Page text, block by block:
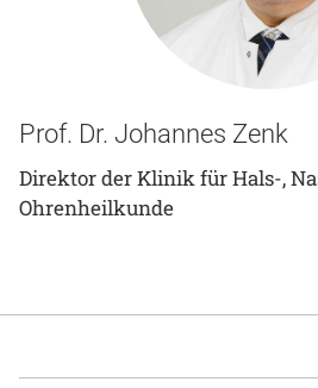
Anreise
Prof. Dr. Johannes Zenk
Direktor der Klinik für Hals-,
Ohrenheilkunde